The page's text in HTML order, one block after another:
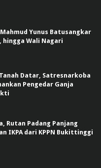
Mahmud Yunus Batusangkar
Wali Nagari
Datar, Satresnarkoba
Pengedar Ganja
Rutan Padang Panjang
IKPA dari KPPN Bukittinggi